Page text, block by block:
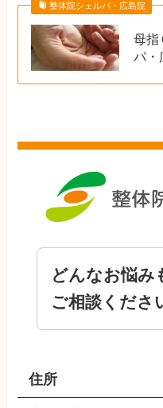
整体院シェルパ・広島院
母指
パ・
どんなお悩み
ご相談くださ
住所